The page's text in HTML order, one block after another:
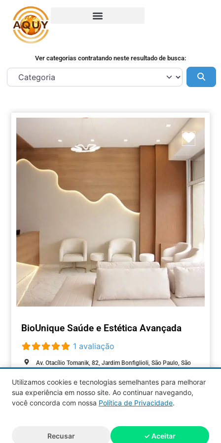
Ver categorias contratando neste resultado de busca:
BioUnique Saúde e Estética Avançada
1 avaliação
Av. Otacílio Tomanik, 82, Jardim Bonfiglioli, São Paulo, São
BELEZA Aberto agora:
reservados.
Utilizamos cookies e tecnologias semelhantes para melhorar
sua experiência em nosso site. Ao continuar navegando,
você concorda com nossa Política de Privacidade.
Recusar ✓ Aceitar